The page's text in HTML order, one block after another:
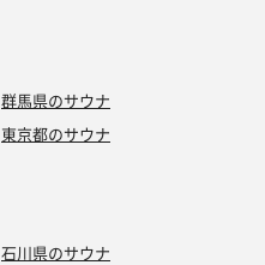
群馬県のサウナ
東京都のサウナ
石川県のサウナ